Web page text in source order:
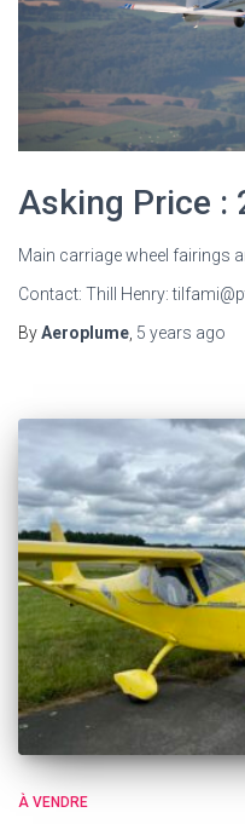
Asking Price :
Main carriage wheel fairings
Contact: Thill Henry:
ByAeroplume 5 years ago
À VENDRE